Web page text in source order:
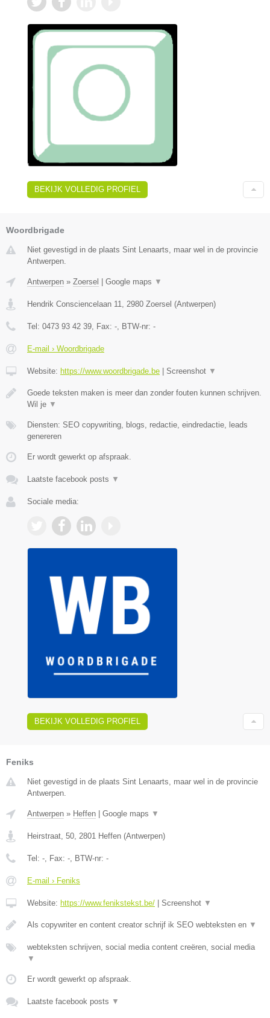
BEKIJK VOLLEDIG PROFIEL
Woordbrigade
Niet gevestigd in de plaats Sint Lenaarts, maar wel in de provincie
Antwerpen.
Antwerpen » Zoersel | Google maps ▼
Hendrik Consciencelaan 11 2980 Zoersel (Antwerpen)
Tel: 0473 93 42 39 , Fax: - , BTW-nr: -
E-mail › Woordbrigade
Website: https://www.woordbrigade.be | Screenshot ▼
Goede teksten maken is meer dan zonder fouten kunnen schrijven.
Wil je ▼
Diensten: SEO copywriting, blogs, redactie, eindredactie, leads
genereren
Er wordt gewerkt op afspraak.
Laatste facebook posts ▼
Sociale media:
BEKIJK VOLLEDIG PROFIEL
Feniks
Niet gevestigd in de plaats Sint Lenaarts, maar wel in de provincie
Antwerpen.
Antwerpen » Heffen | Google maps ▼
Heirstraat, 50 2801 Heffen (Antwerpen)
Tel: - , Fax: - , BTW-nr: -
E-mail › Feniks
Website: https://www.fenikstekst.be/ | Screenshot ▼
Als copywriter en content creator schrijf ik SEO webteksten en ▼
webteksten schrijven, social media content creëren, social media
▼
Er wordt gewerkt op afspraak.
Laatste facebook posts ▼